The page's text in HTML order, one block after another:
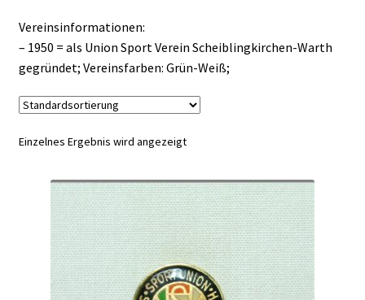
Vereinsinformationen:
– 1950 = als Union Sport Verein Scheiblingkirchen-Warth
gegründet; Vereinsfarben: Grün-Weiß;
Einzelnes Ergebnis wird angezeigt